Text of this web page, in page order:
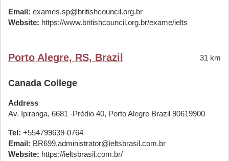
Email: exames.sp@britishcouncil.org.br
Website: https://www.britishcouncil.org.br/exame/ielts
Porto Alegre, RS, Brazil 31 km
Canada College
Address
Av. Ipiranga, 6681 -Prédio 40, Porto Alegre Brazil 90619900
Tel: +554799639-0764
Email: BR699.administrator@ieltsbrasil.com.br
Website: https://ieltsbrasil.com.br/